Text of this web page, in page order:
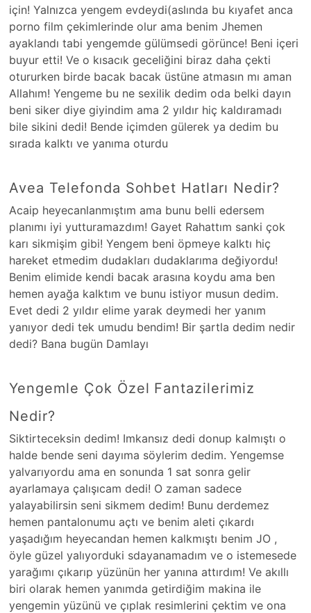
için! Yalnızca yengem evdeydi(aslında bu kıyafet anca
porno film çekimlerinde olur ama benim Jhemen
ayaklandı tabi yengemde gülümsedi görünce! Beni içeri
buyur etti! Ve o kısacık geceliğini biraz daha çekti
otururken birde bacak bacak üstüne atmasın mı aman
Allahım! Yengeme bu ne sexilik dedim oda belki dayın
beni siker diye giyindim ama 2 yıldır hiç kaldıramadı
bile sikini dedi! Bende içimden gülerek ya dedim bu
sırada kalktı ve yanıma oturdu
Avea Telefonda Sohbet Hatları Nedir?
Acaip heyecanlanmıştım ama bunu belli edersem
planımı iyi yutturamazdım! Gayet Rahattım sanki çok
karı sikmişim gibi! Yengem beni öpmeye kalktı hiç
hareket etmedim dudakları dudaklarıma değiyordu!
Benim elimide kendi bacak arasına koydu ama ben
hemen ayağa kalktım ve bunu istiyor musun dedim.
Evet dedi 2 yıldır elime yarak deymedi her yanım
yanıyor dedi tek umudu bendim! Bir şartla dedim nedir
dedi? Bana bugün Damlayı
Yengemle Çok Özel Fantazilerimiz
Nedir?
Siktirteceksin dedim! Imkansız dedi donup kalmıştı o
halde bende seni dayıma söylerim dedim. Yengemse
yalvarıyordu ama en sonunda 1 sat sonra gelir
ayarlamaya çalışıcam dedi! O zaman sadece
yalayabilirsin seni sikmem dedim! Bunu derdemez
hemen pantalonumu açtı ve benim aleti çıkardı
yaşadığım heyecandan hemen kalkmıştı benim JO ,
öyle güzel yalıyorduki sdayanamadım ve o istemesede
yarağımı çıkarıp yüzünün her yanına attırdım! Ve akıllı
biri olarak hemen yanımda getirdiğim makina ile
yengemin yüzünü ve çıplak resimlerini çektim ve ona